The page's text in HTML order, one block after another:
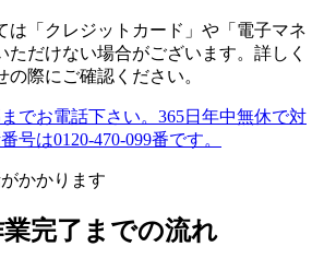
は「クレジットカード」や「電子マネ
ただけない場合がございます。詳しく
の際にご確認ください。
かかります
完了までの流れ